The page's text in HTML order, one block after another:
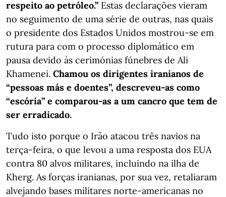
respeito ao petróleo.” Estas declarações vieram
no seguimento de uma série de outras, nas quais
o presidente dos Estados Unidos mostrou-se em
rutura para com o processo diplomático em
pausa devido às cerimónias fúnebres de Ali
Khamenei. Chamou os dirigentes iranianos de
“pessoas más e doentes”, descreveu-as como
“escória” e comparou-as a um cancro que tem de
ser erradicado.
Tudo isto porque o Irão atacou três navios na
terça-feira, o que levou a uma resposta dos EUA
contra 80 alvos militares, incluindo na ilha de
Kherg. As forças iranianas, por sua vez, retaliaram
alvejando bases militares norte-americanas no